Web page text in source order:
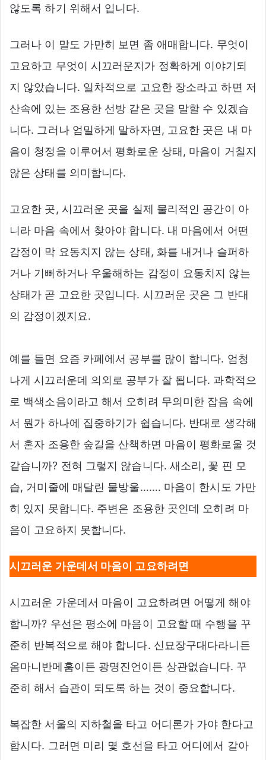
않도록 하기 위해서 입니다.
그러나 이 말도 가만히 보면 좀 애매합니다. 무엇이
고요하고 무엇이 시끄러운지가 정확하게 이야기되
지 않았습니다. 일차적으로 고요한 장소라고 하면 저
산속에 있는 조용한 선방 같은 곳을 말할 수 있겠습
니다. 그러나 엄밀하게 말하자면, 고요한 곳은 내 마
음이 청정을 이루어서 평화로운 상태, 마음이 거칠지
않은 상태를 의미합니다.
고요한 곳, 시끄러운 곳을 실제 물리적인 공간이 아
니라 마음 속에서 찾아야 합니다. 내 마음에서 어떤
감정이 막 요동치지 않는 상태, 화를 내거나 슬퍼하
거나 기뻐하거나 우울해하는 감정이 요동치지 않는
상태가 곧 고요한 곳입니다. 시끄러운 곳은 그 반대
의 감정이겠지요.
예를 들면 요즘 카페에서 공부를 많이 합니다. 엄청
나게 시끄러운데 의외로 공부가 잘 됩니다. 과학적으
로 백색소음이라고 해서 오히려 무의미한 잡음 속에
서 뭔가 하나에 집중하기가 쉽습니다. 반대로 생각해
서 혼자 조용한 숲길을 산책하면 마음이 평화로울 것
같습니까? 전혀 그렇지 않습니다. 새소리, 꽃 핀 모
습, 거미줄에 매달린 물방울……. 마음이 한시도 가만
히 있지 못합니다. 주변은 조용한 곳인데 오히려 마
음이 고요하지 못합니다.
시끄러운 가운데서 마음이 고요하려면
시끄러운 가운데서 마음이 고요하려면 어떻게 해야
합니까? 우선은 평소에 마음이 고요할 때 수행을 꾸
준히 반복적으로 해야 합니다. 신묘장구대다라니든
옴마니반메훔이든 광명진언이든 상관없습니다. 꾸
준히 해서 습관이 되도록 하는 것이 중요합니다.
복잡한 서울의 지하철을 타고 어디론가 가야 한다고
합시다. 그러면 미리 몇 호선을 타고 어디에서 갈아